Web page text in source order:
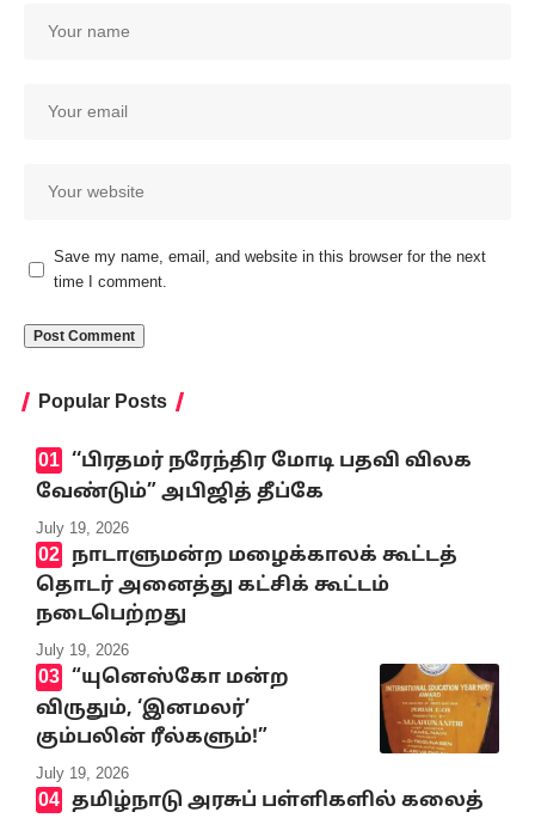
Save my name, email, and website in this browser for the next
time I comment.
Popular Posts
‘‘பிரதமர் நரேந்திர மோடி பதவி விலக
வேண்டும்” அபிஜித் தீப்கே
July 19, 2026
நாடாளுமன்ற மழைக்காலக் கூட்டத்
தொடர் அனைத்து கட்சிக் கூட்டம்
நடைபெற்றது
July 19, 2026
“யுனெஸ்கோ மன்ற
விருதும், ‘இனமலர்’
கும்பலின் ரீல்களும்!”
July 19, 2026
தமிழ்நாடு அரசுப் பள்ளிகளில் கலைத்